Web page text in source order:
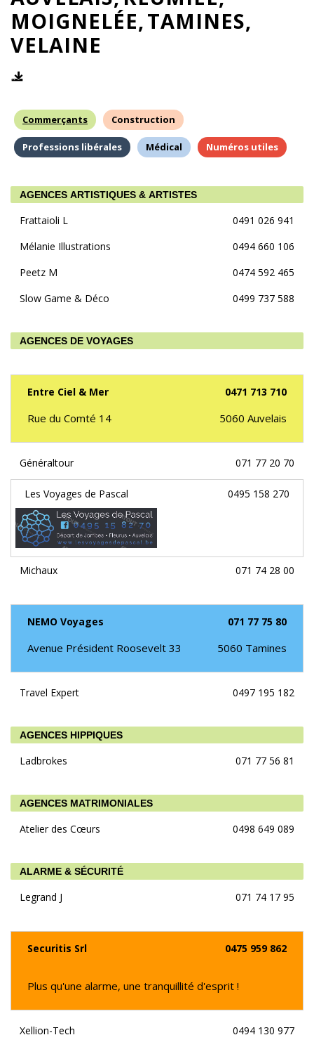
MOIGNELÉE TAMINES
VELAINE
Commerçants Construction
Professions libérales Médical Numéros utiles
AGENCES ARTISTIQUES & ARTISTES
Frattaioli L
0491 026 941
Mélanie Illustrations
0494 660 106
Peetz M
0474 592 465
Slow Game & Déco
0499 737 588
AGENCES DE VOYAGES
Entre Ciel & Mer 0471 713 710
Rue du Comté 14 5060 Auvelais
Généraltour 071 77 20 70
Les Voyages de Pascal 0495 158 270
Michaux 071 74 28 00
NEMO Voyages 071 77 75 80
Avenue Président Roosevelt 33 5060 Tamines
Travel Expert 0497 195 182
AGENCES HIPPIQUES
Ladbrokes 071 77 56 81
AGENCES MATRIMONIALES
Atelier des Cœurs 0498 649 089
ALARME & SÉCURITÉ
Legrand J 071 74 17 95
Securitis Srl 0475 959 862
Plus qu'une alarme, une tranquillité d'esprit !
Xellion-Tech 0494 130 977